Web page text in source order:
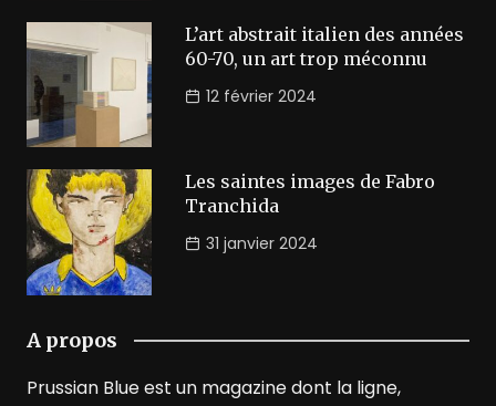
L’art abstrait italien des années
60-70, un art trop méconnu
12 février 2024
Les saintes images de Fabro
Tranchida
31 janvier 2024
A propos
Prussian Blue est un magazine dont la ligne,